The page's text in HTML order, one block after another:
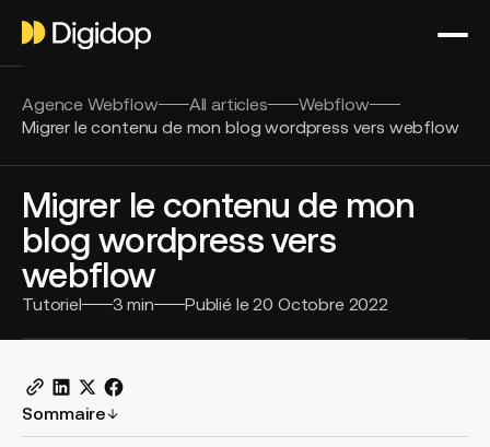
Agence Webflow All articles
Webflow
Migrer le contenu de mon blog wordpress vers webflow
Migrer le contenu de mon
blog wordpress vers
webflow
Tutoriel 3 min Publié le20 Octobre 2022
Sommaire